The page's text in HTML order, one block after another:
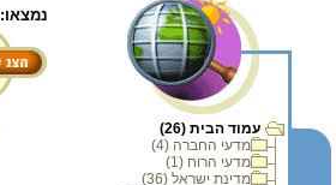
עמוד הבית (26)
מדעי החברה (4)
מדעי הרוח (1)
מדינת ישראל (36)
נמצאו: